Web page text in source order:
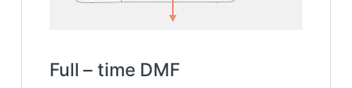
Full – time DMF